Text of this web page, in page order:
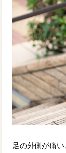
足の外側が痛